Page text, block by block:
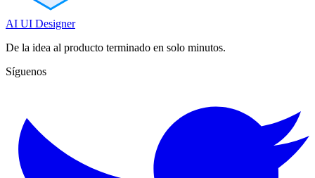
AI UI Designer
De la idea al producto terminado en solo minutos.
Síguenos